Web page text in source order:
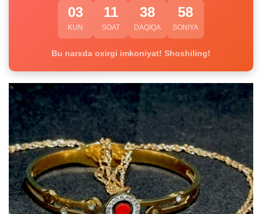
03
KUN
11
SOAT
38
DAQIQA
58
SONIYA
Bu narxda oxirgi imkoniyat! Shoshiling!